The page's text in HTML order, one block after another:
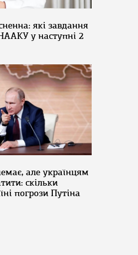
які завдання
у наступні 2
але українцям
скільки
погрози Путіна